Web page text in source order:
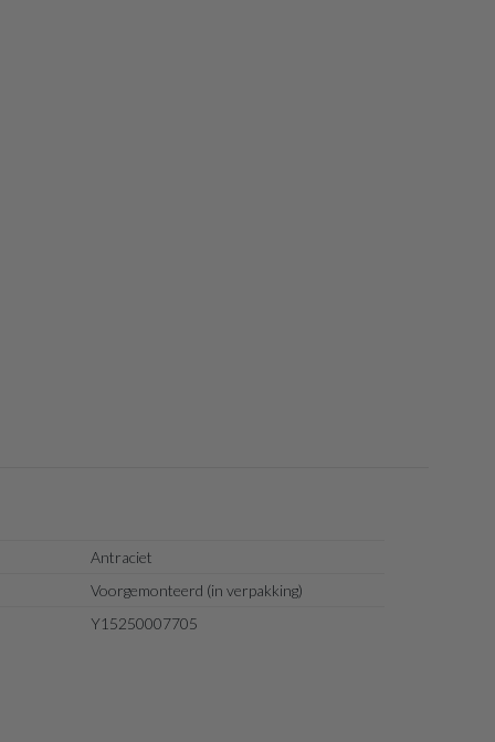
Antraciet
Voorgemonteerd (in verpakking)
Y15250007705